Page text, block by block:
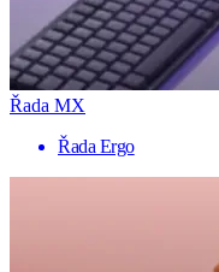
Řada MX
Řada Ergo